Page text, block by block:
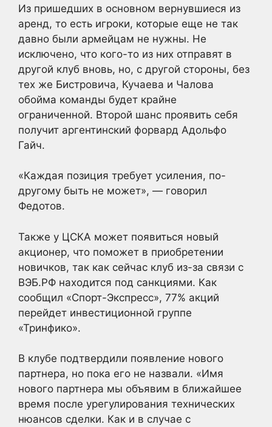
Из пришедших в основном вернувшиеся из
аренд, то есть игроки, которые еще не так
давно были армейцам не нужны. Не
исключено, что кого-то из них отправят в
другой клуб вновь, но, с другой стороны, без
тех же Бистровича, Кучаева и Чалова
обойма команды будет крайне
ограниченной. Второй шанс проявить себя
получит аргентинский форвард Адольфо
Гайч.
«Каждая позиция требует усиления, по-
другому быть не может», — говорил
Федотов.
Также у ЦСКА может появиться новый
акционер, что поможет в приобретении
новичков, так как сейчас клуб из-за связи с
ВЭБ.РФ находится под санкциями. Как
сообщил «Спорт-Экспресс», 77% акций
перейдет инвестиционной группе
«Тринфико».
В клубе подтвердили появление нового
партнера, но пока его не назвали. «Имя
нового партнера мы объявим в ближайшее
время после урегулирования технических
нюансов сделки. Как и в случае с